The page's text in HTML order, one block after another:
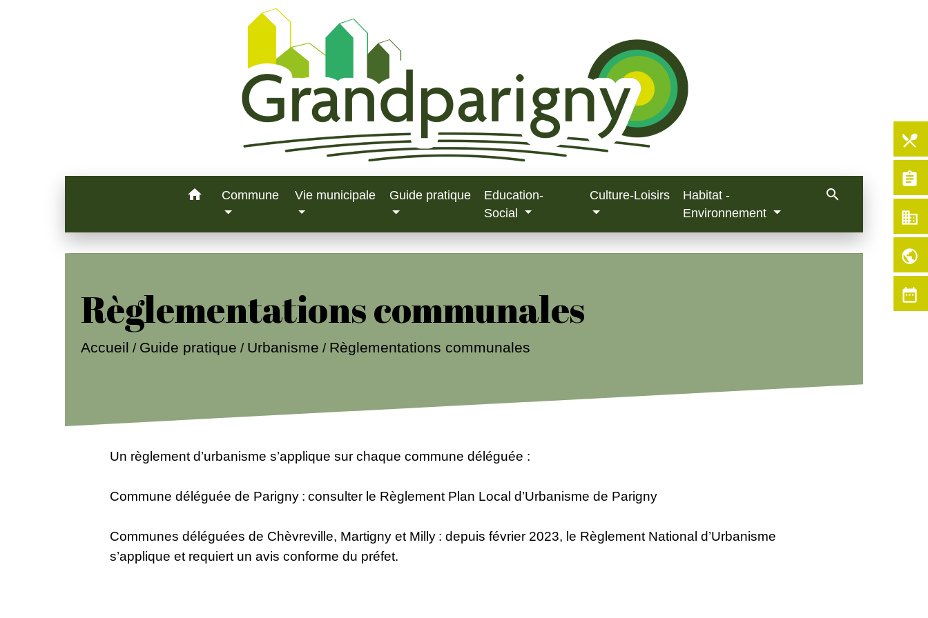
home Commune Vie municipale Guide pratique
Education-
Social
Culture-Loisirs
Habitat -
Environnement
search
Règlementations communales
Accueil / Guide pratique / Urbanisme / Règlementations communales
Un règlement d’urbanisme s’applique sur chaque commune déléguée :
Commune déléguée de Parigny : consulter le Règlement Plan Local d’Urbanisme de Parigny
Communes déléguées de Chèvreville, Martigny et Milly : depuis février 2023, le Règlement National d’Urbanisme
s’applique et requiert un avis conforme du préfet.
local_dining
assignment
business
public
date_range